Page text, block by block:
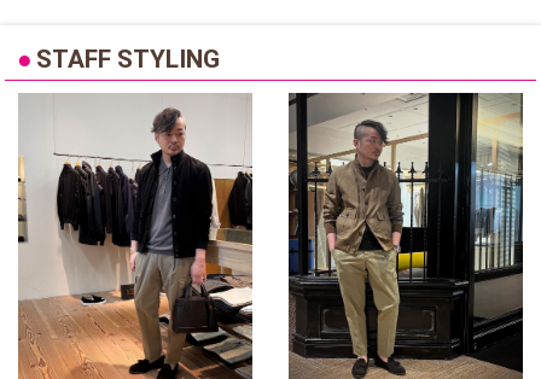
● STAFF STYLING